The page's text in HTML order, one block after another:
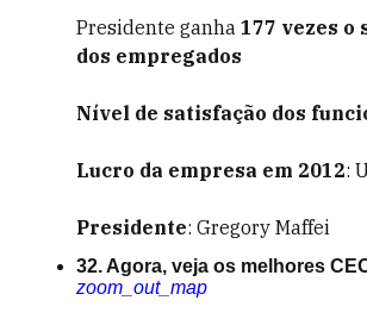
Presidente ganha 177 vezes o
dos empregados
Nível de satisfação dos
Lucro da empresa em 2012:
Presidente: Gregory Maffei
32. Agora, veja os melhores
zoom_out_map